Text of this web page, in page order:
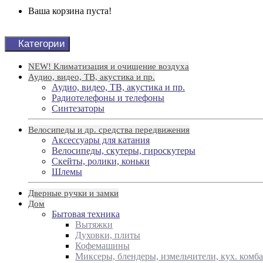
Ваша корзина пуста!
Категории
NEW! Климатизация и очищение воздуха
Аудио, видео, ТВ, акустика и пр.
Аудио, видео, ТВ, акустика и пр.
Радиотелефоны и телефоны
Синтезаторы
Велосипеды и др. средства передвижения
Аксессуары для катания
Велосипеды, скутеры, гироскутеры
Скейты, ролики, коньки
Шлемы
Дверные ручки и замки
Дом
Бытовая техника
Вытяжки
Духовки, плиты
Кофемашины
Миксеры, блендеры, измельчители, кух.